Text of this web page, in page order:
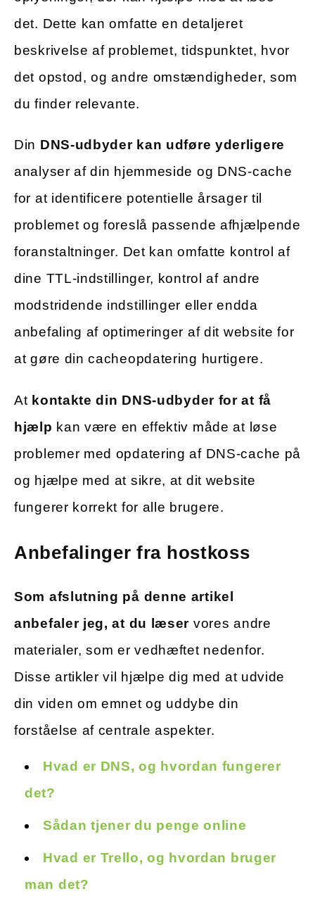
det. Dette kan omfatte en detaljeret
beskrivelse af problemet, tidspunktet, hvor
det opstod, og andre omstændigheder, som
du finder relevante.
Din DNS-udbyder kan udføre yderligere
analyser af din hjemmeside og DNS-cache
for at identificere potentielle årsager til
problemet og foreslå passende afhjælpende
foranstaltninger. Det kan omfatte kontrol af
dine TTL-indstillinger, kontrol af andre
modstridende indstillinger eller endda
anbefaling af optimeringer af dit website for
at gøre din cacheopdatering hurtigere.
At kontakte din DNS-udbyder for at få
hjælp kan være en effektiv måde at løse
problemer med opdatering af DNS-cache på
og hjælpe med at sikre, at dit website
fungerer korrekt for alle brugere.
Anbefalinger fra hostkoss
Som afslutning på denne artikel
anbefaler jeg, at du læser vores andre
materialer, som er vedhæftet nedenfor.
Disse artikler vil hjælpe dig med at udvide
din viden om emnet og uddybe din
forståelse af centrale aspekter.
Hvad er DNS, og hvordan fungerer
det?
Sådan tjener du penge online
Hvad er Trello, og hvordan bruger
man det?